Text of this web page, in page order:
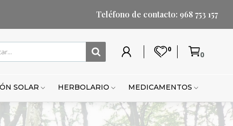
Teléfono de contacto: 968 753 157
0
Lista
Carrito 0
SOLAR HERBOLARIO MEDICAMENTOS